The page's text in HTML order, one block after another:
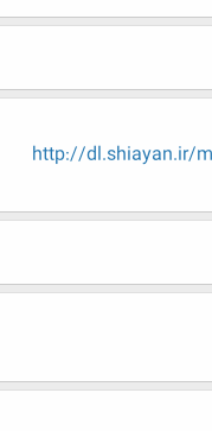
http://dl.shiayan.ir/